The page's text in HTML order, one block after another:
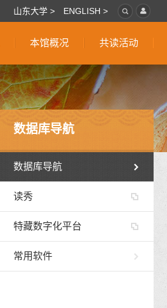
山东大学 > ENGLISH >
本馆概况 共读活动
数据库导航
数据库导航
读秀
特藏数字化平台
常用软件